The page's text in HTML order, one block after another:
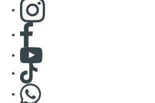
Consulter page Instagram
Consulter page Facebook
Consulter Youtube
Consulter TikTok